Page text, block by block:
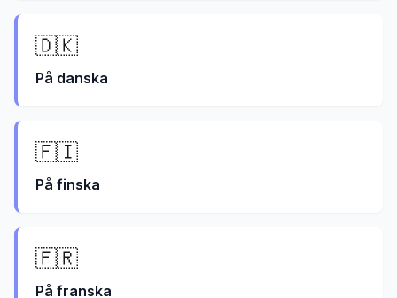
🇩🇰
På danska
🇫🇮
På finska
🇫🇷
På franska